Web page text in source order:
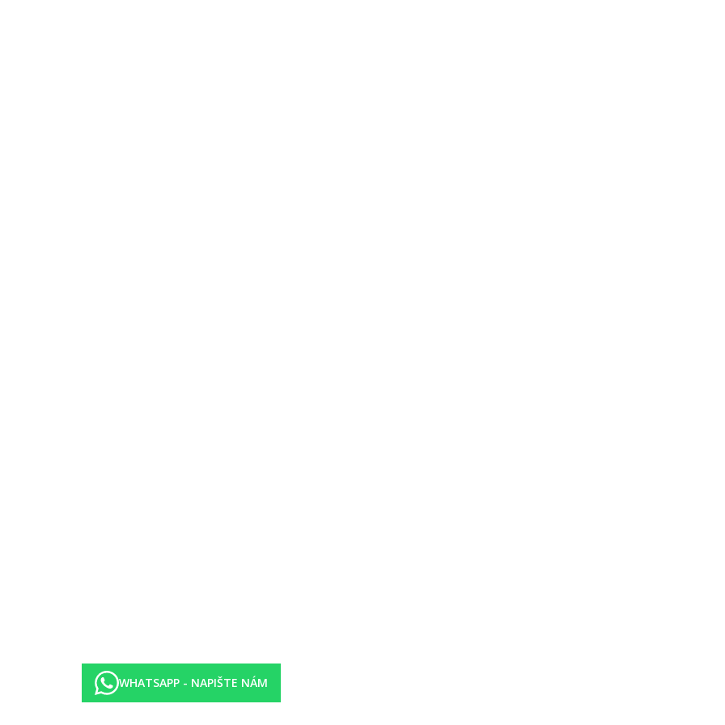
all inclusive službami, který se nachází na nádherné pláži na ostrově Kos oceněné modrou vlajkou. Tento přímořský resort, který je hrdým
7 tematickými à la carte restauracemi, 4 snack bary a 6 živými bary, které jsou otevřené každý den.
vybavení)
WHATSAPP - NAPIŠTE NÁM